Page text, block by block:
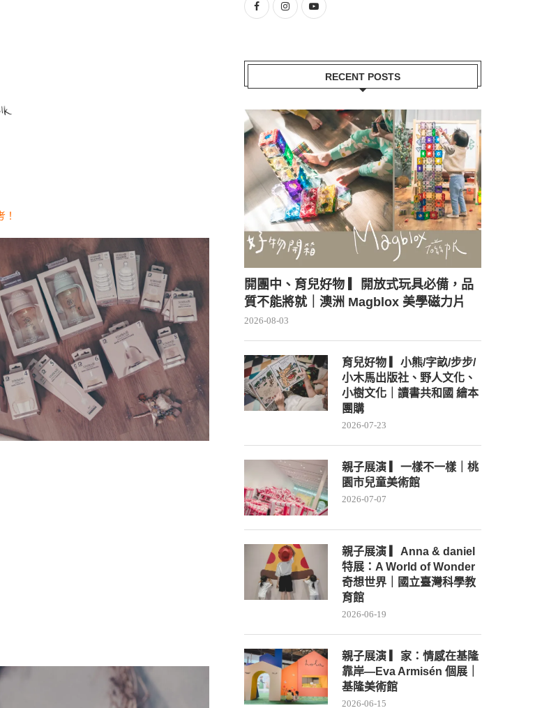
！
RECENT POSTS
開團中、育兒好物 ▎開放式玩具必備，品
質不能將就｜澳洲 Magblox 美學磁力片
2026-08-03
育兒好物 ▎小熊/字畝/步步/
小木馬出版社、野人文化、
小樹文化｜讀書共和國 繪本
團購
2026-07-23
親子展演 ▎一樣不一樣｜桃
園市兒童美術館
2026-07-07
親子展演 ▎Anna & daniel
特展：A World of Wonder
奇想世界｜國立臺灣科學教
育館
2026-06-19
親子展演 ▎家：情感在基隆
靠岸—Eva Armisén 個展｜
基隆美術館
2026-06-15